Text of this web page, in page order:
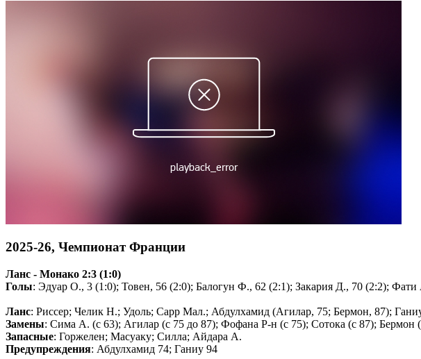
2025-26, Чемпионат Франции
Ланс - Монако 2:3 (1:0)
Голы: Эдуар О., 3 (1:0); Товен, 56 (2:0); Балогун Ф., 62 (2:1); Закария Д., 70 (2:2);
Ланс: Риссер; Челик Н.; Удоль; Сарр Мал.; Абдулхамид (Агилар, 75; Бермон, 87);
Замены: Сима А. (с 63); Агилар (с 75 до 87); Фофана Р-н (с 75); Сотока (с 87); Бермон
Запасные: Горжелен; Масуаку; Силла; Айдара А.
Предупреждения: Абдулхамид 74; Ганиу 94